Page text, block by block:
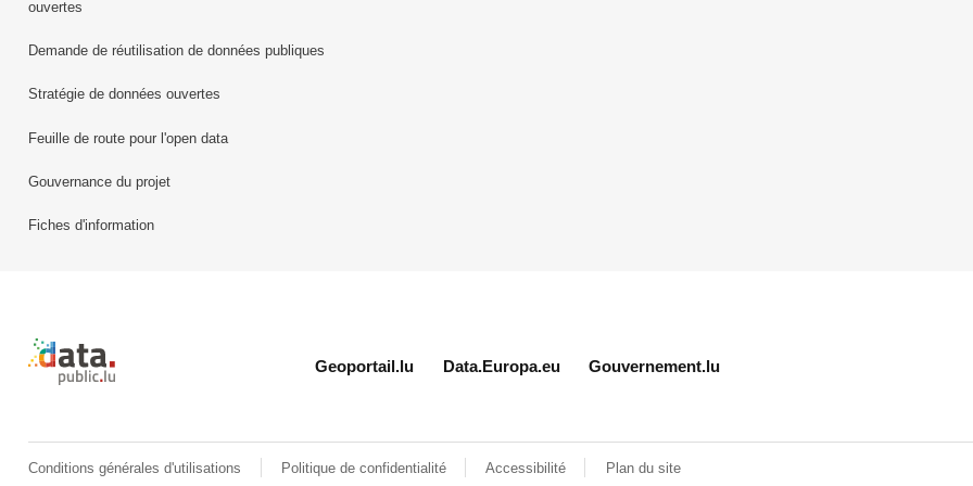
ouvertes
Demande de réutilisation de données publiques
Stratégie de données ouvertes
Feuille de route pour l'open data
Gouvernance du projet
Fiches d'information
Retour à l'accueil de data.public.lu
Geoportail.lu Data.Europa.eu Gouvernement.lu
Conditions générales d'utilisations Politique de confidentialité Accessibilité Plan du site